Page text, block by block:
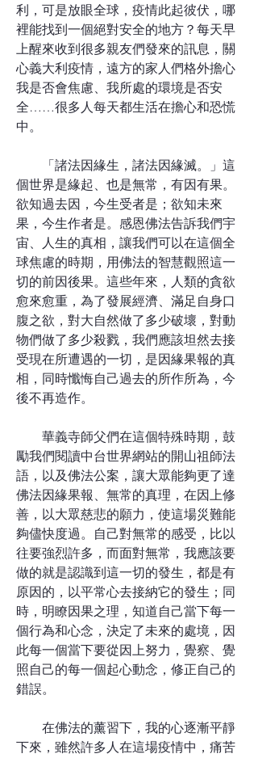
利，可是放眼全球，疫情此起彼伏，哪
裡能找到一個絕對安全的地方？每天早
上醒來收到很多親友們發來的訊息，關
心義大利疫情，遠方的家人們格外擔心
我是否會焦慮、我所處的環境是否安
全……很多人每天都生活在擔心和恐慌
中。
「諸法因緣生，諸法因緣滅。」這
個世界是緣起、也是無常，有因有果。
欲知過去因，今生受者是；欲知未來
果，今生作者是。感恩佛法告訴我們宇
宙、人生的真相，讓我們可以在這個全
球焦慮的時期，用佛法的智慧觀照這一
切的前因後果。這些年來，人類的貪欲
愈來愈重，為了發展經濟、滿足自身口
腹之欲，對大自然做了多少破壞，對動
物們做了多少殺戮，我們應該坦然去接
受現在所遭遇的一切，是因緣果報的真
相，同時懺悔自己過去的所作所為，今
後不再造作。
華義寺師父們在這個特殊時期，鼓
勵我們閱讀中台世界網站的開山祖師法
語，以及佛法公案，讓大眾能夠更了達
佛法因緣果報、無常的真理，在因上修
善，以大眾慈悲的願力，使這場災難能
夠儘快度過。自己對無常的感受，比以
往要強烈許多，而面對無常，我應該要
做的就是認識到這一切的發生，都是有
原因的，以平常心去接納它的發生；同
時，明瞭因果之理，知道自己當下每一
個行為和心念，決定了未來的處境，因
此每一個當下要從因上努力，覺察、覺
照自己的每一個起心動念，修正自己的
錯誤。
在佛法的薰習下，我的心逐漸平靜
下來，雖然許多人在這場疫情中，痛苦